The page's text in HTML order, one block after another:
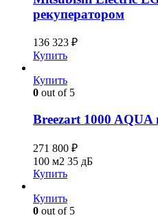
рекуператором
136 323 ₽
Купить
Купить
0 out of 5
Breezart 1000 AQUA
271 800 ₽
100 м2 35 дБ
Купить
Купить
0 out of 5